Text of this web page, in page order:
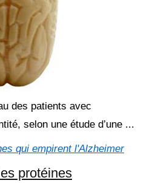
des patients avec
selon une étude d’une ...
qui empirent l'Alzheimer
protéines